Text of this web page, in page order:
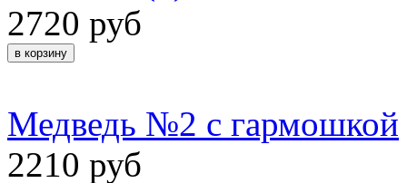
2720 руб
Медведь №2 с гармошкой
2210 руб